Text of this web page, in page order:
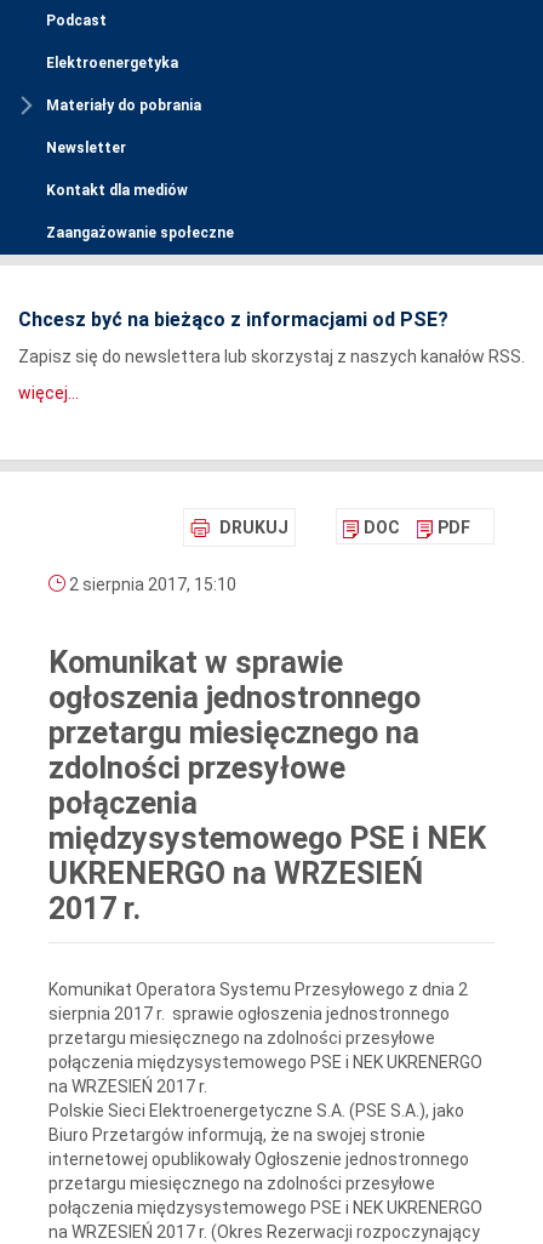
Podcast
Elektroenergetyka
Materiały do pobrania
Newsletter
Kontakt dla mediów
Zaangażowanie społeczne
Chcesz być na bieżąco z informacjami od PSE?
Zapisz się do newslettera lub skorzystaj z naszych kanałów RSS.
więcej...
DRUKUJ DOC PDF
2 sierpnia 2017, 15:10
Komunikat w sprawie
ogłoszenia jednostronnego
przetargu miesięcznego na
zdolności przesyłowe
połączenia
międzysystemowego PSE i NEK
UKRENERGO na WRZESIEŃ
2017 r.
Komunikat Operatora Systemu Przesyłowego z dnia 2
sierpnia 2017 r. sprawie ogłoszenia jednostronnego
przetargu miesięcznego na zdolności przesyłowe
połączenia międzysystemowego PSE i NEK UKRENERGO
na WRZESIEŃ 2017 r.
Polskie Sieci Elektroenergetyczne S.A. (PSE S.A.), jako
Biuro Przetargów informują, że na swojej stronie
internetowej opublikowały Ogłoszenie jednostronnego
przetargu miesięcznego na zdolności przesyłowe
połączenia międzysystemowego PSE i NEK UKRENERGO
na WRZESIEŃ 2017 r. (Okres Rezerwacji rozpoczynający